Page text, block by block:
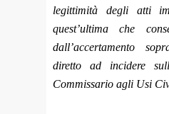
legittimità degli atti
quest’ultima che
dall’accertamento
diretto ad incidere
Commissario agli Usi